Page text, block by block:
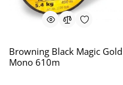
Browning Black Magic Gold
Mono 610m